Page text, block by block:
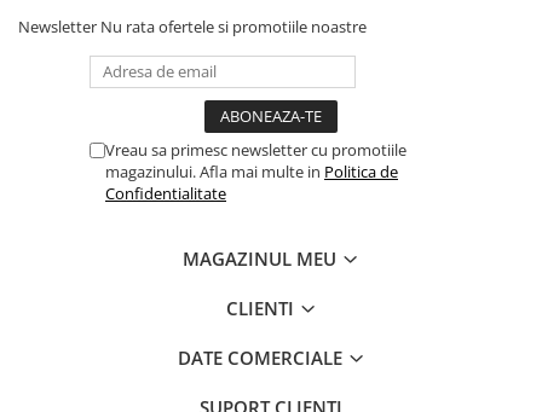
Newsletter Nu rata ofertele si promotiile noastre
Vreau sa primesc newsletter cu promotiile
magazinului. Afla mai multe in Politica de
Confidentialitate
MAGAZINUL MEU
CLIENTI
DATE COMERCIALE
SUPORT CLIENTI